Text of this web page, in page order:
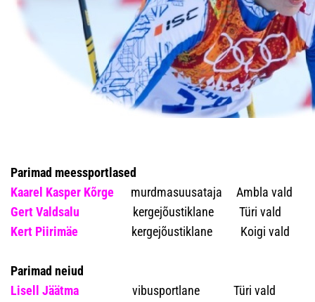
Parimad meessportlased
Kaarel Kasper Kõrge
murdmasuusataja Ambla vald
Gert Valdsalu
kergejõustiklane Türi vald
Kert Piirimäe kergejõustiklane Koigi vald
Parimad neiud
Lisell Jäätma
vibusportlane Türi vald